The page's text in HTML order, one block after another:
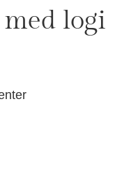
logi